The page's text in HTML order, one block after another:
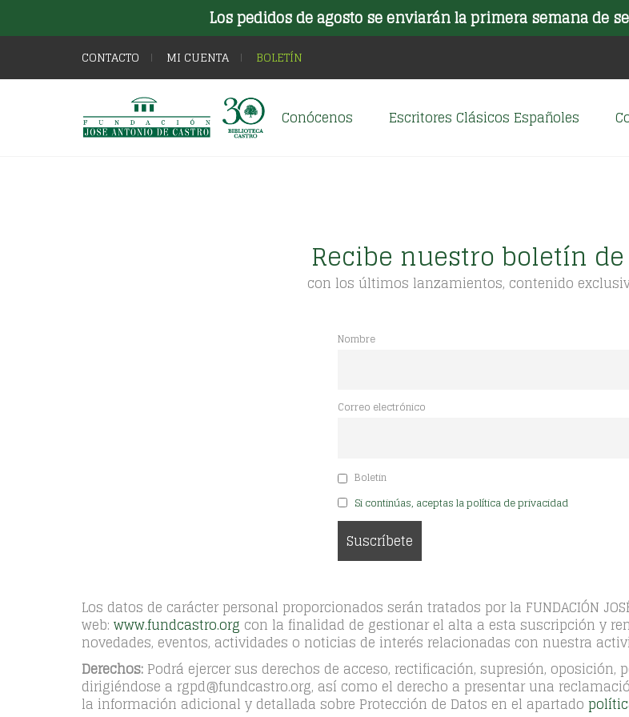
Los pedidos de agosto se enviarán la primera semana de
CONTACTO MI CUENTA BOLETÍN
Conócenos Escritores Clásicos Españoles
Recibe nuestro boletín
con los últimos lanzamientos, contenido
Nombre
Correo electrónico
Boletin
Si continúas, aceptas la política de privacidad
Los datos de carácter personal proporcionados serán tratados por la FUNDACIÓN
web: www.fundcastro.org con la finalidad de gestionar el alta a esta suscripción y
novedades, eventos, actividades o noticias de interés relacionadas con nuestra
Derechos: Podrá ejercer sus derechos de acceso, rectificación, supresión,
dirigiéndose a rgpd@fundcastro.org, así como el derecho a presentar una
la información adicional y detallada sobre Protección de Datos en el apartado